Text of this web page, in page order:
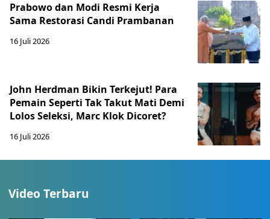
Prabowo dan Modi Resmi Kerja
Sama Restorasi Candi Prambanan
16 Juli 2026
John Herdman Bikin Terkejut! Para
Pemain Seperti Tak Takut Mati Demi
Lolos Seleksi, Marc Klok Dicoret?
16 Juli 2026
Video Terbaru